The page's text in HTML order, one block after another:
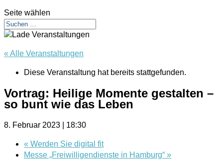
Seite wählen
« Alle Veranstaltungen
Diese Veranstaltung hat bereits stattgefunden.
Vortrag: Heilige Momente gestalten –
so bunt wie das Leben
8. Februar 2023 | 18:30
« Werden Sie digital fit
Messe „Freiwilligendienste in Hamburg“ »